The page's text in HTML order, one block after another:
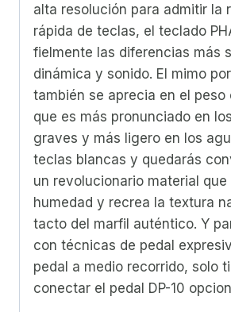
alta resolución para admitir la
rápida de teclas, el teclado
fielmente las diferencias más
dinámica y sonido. El mimo
también se aprecia en el peso
que es más pronunciado en
graves y más ligero en los
teclas blancas y quedarás
un revolucionario material que
humedad y recrea la textura
tacto del marfil auténtico. Y
con técnicas de pedal
pedal a medio recorrido, solo
conectar el pedal DP-10